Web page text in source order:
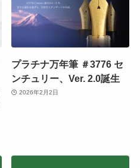
プラチナ万年筆 ＃3776 セ
ンチュリー、Ver. 2.0誕生
2026年2月2日